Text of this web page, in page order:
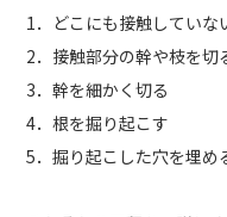
1．どこにも接触していな
2．接触部分の幹や枝を切
3．幹を細かく切る
4．根を掘り起こす
5．掘り起こした穴を埋め